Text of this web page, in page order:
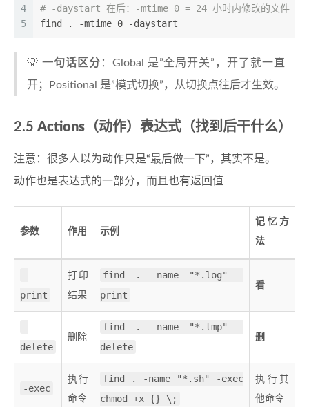
4
5
# -daystart 在后：-mtime 0 = 24 小时内修改的文件（
find . -mtime 0 -daystart
💡 一句话区分 ：Global 是”全局开关”，开了就一直
开；Positional 是”模式切换”，从切换点往后才生效。
2.5 Actions （动作）表达式（找到后干什么）
注意：很多人以为动作只是“最后做一下”，其实不是。
动作也是表达式的一部分，而且也有返回值
参数 作用 示例
记忆方
法
-
print
打印
结果
find . -name "*.log" -
print
看
-
delete
删除
find . -name "*.tmp" -
delete
删
-exec
执行
命令
find . -name "*.sh" -exec
chmod +x {} \;
执行其
他命令